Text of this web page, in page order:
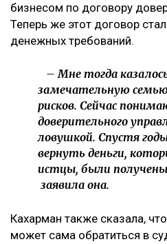
бизнесом по договору
Теперь же этот договор
денежных требований.
– Мне тогда
замечательную
рисков. Сейчас
доверительного
ловушкой. Спустя
вернуть деньги,
истцы, были
заявила она.
Кахарман также сказала,
может сама обратиться в